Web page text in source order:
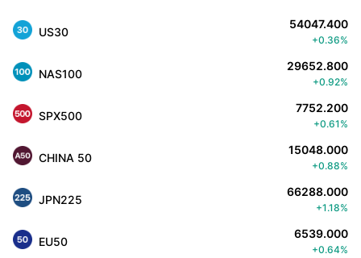
US30
54047.400
+0.36%
NAS100
29652.800
+0.92%
SPX500
7752.200
+0.61%
CHINA 50
15048.000
+0.88%
JPN225
66288.000
+1.18%
EU50
6539.000
+0.64%